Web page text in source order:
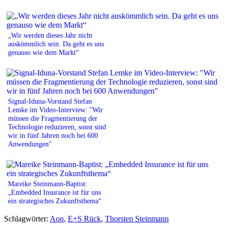
„Wir werden dieses Jahr nicht
auskömmlich sein. Da geht es uns
genauso wie dem Markt“
Signal-Iduna-Vorstand Stefan
Lemke im Video-Interview: "Wir
müssen die Fragmentierung der
Technologie reduzieren, sonst sind
wir in fünf Jahren noch bei 600
Anwendungen"
Mareike Steinmann-Baptist:
„Embedded Insurance ist für uns
ein strategisches Zukunftsthema“
Schlagwörter: Aon, E+S Rück, Thorsten Steinmann